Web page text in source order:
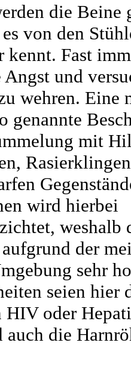
die Beine
von den
kennt. Fast
und
wehren. Eine
genannte
mit
wird hierbei
weshalb
der
sehr
seien hier
HIV oder
die